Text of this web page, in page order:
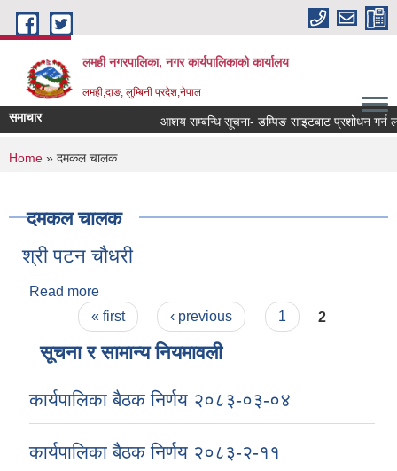
Skip to main content
लमही नगरपालिका, नगर कार्यपालिकाको कार्यालय
लमही,दाङ, लुम्बिनी प्रदेश,नेपाल
समाचार आशय सम्बन्धि सूचना- डम्पिङ साइटबाट प्रशोधन गर्न
You are here
Home » दमकल चालक
दमकल चालक
श्री पटन चौधरी
Read more
Pages« first ‹ previous 1 2
सूचना र सामान्य नियमावली
कार्यपालिका बैठक निर्णय २०८३-०३-०४
कार्यपालिका बैठक निर्णय २०८३-२-११